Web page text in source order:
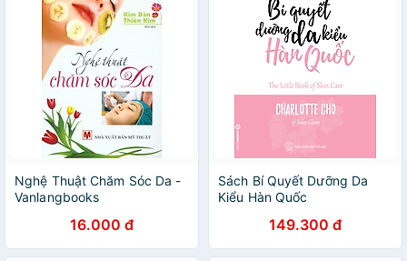
Nghệ Thuật Chăm Sóc Da -
Vanlangbooks
16.000 đ
Sách Bí Quyết Dưỡng Da
Kiểu Hàn Quốc
149.300 đ